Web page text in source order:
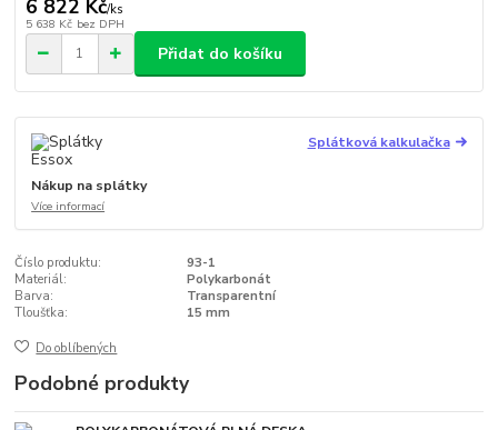
6 822 Kč/ks
5 638 Kč bez DPH
Přidat do košíku
Splátková kalkulačka
Nákup na splátky
Více informací
Číslo produktu:
93-1
Materiál:
Polykarbonát
Barva:
Transparentní
Tloušťka:
15 mm
Do oblíbených
Podobné produkty